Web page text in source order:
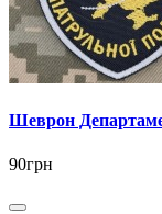
Шеврон
90грн